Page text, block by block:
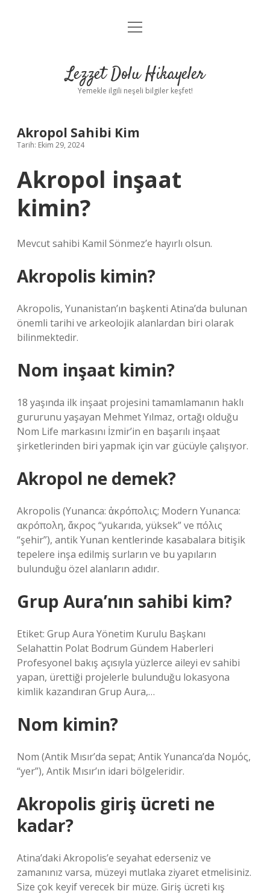
Anasayfa
Yasal Uyarı
menüyü
Lezzet Dolu Hikayeler
Yemekle ilgili neşeli bilgiler keşfet!
Akropol Sahibi Kim
Tarih: Ekim 29, 2024
Akropol inşaat
kimin?
Mevcut sahibi Kamil Sönmez’e hayırlı olsun.
Akropolis kimin?
Akropolis, Yunanistan’ın başkenti Atina’da bulunan
önemli tarihi ve arkeolojik alanlardan biri olarak
bilinmektedir.
Nom inşaat kimin?
18 yaşında ilk inşaat projesini tamamlamanın haklı
gururunu yaşayan Mehmet Yılmaz, ortağı olduğu
Nom Life markasını İzmir’in en başarılı inşaat
şirketlerinden biri yapmak için var gücüyle çalışıyor.
Akropol ne demek?
Akropolis (Yunanca: ἀκρόπολις; Modern Yunanca:
ακρόπολη, ἄκρος “yukarıda, yüksek” ve πόλις
“şehir”), antik Yunan kentlerinde kasabalara bitişik
tepelere inşa edilmiş surların ve bu yapıların
bulunduğu özel alanların adıdır.
Grup Aura’nın sahibi kim?
Etiket: Grup Aura Yönetim Kurulu Başkanı
Selahattin Polat Bodrum Gündem Haberleri
Profesyonel bakış açısıyla yüzlerce aileyi ev sahibi
yapan, ürettiği projelerle bulunduğu lokasyona
kimlik kazandıran Grup Aura,…
Nom kimin?
Nom (Antik Mısır’da sepat; Antik Yunanca’da Νομός,
“yer”), Antik Mısır’ın idari bölgeleridir.
Akropolis giriş ücreti ne
kadar?
Atina’daki Akropolis’e seyahat ederseniz ve
zamanınız varsa, müzeyi mutlaka ziyaret etmelisiniz.
Size çok keyif verecek bir müze. Giriş ücreti kış